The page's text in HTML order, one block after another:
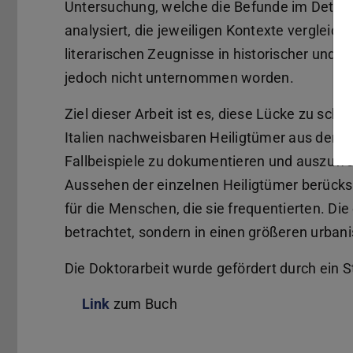
Untersuchung, welche die Befunde im Detail
analysiert, die jeweiligen Kontexte
literarischen Zeugnisse in historischer und
jedoch nicht unternommen worden.
Ziel dieser Arbeit ist es, diese Lücke zu
Italien nachweisbaren Heiligtümer aus der
Fallbeispiele zu dokumentieren und
Aussehen der einzelnen Heiligtümer
für die Menschen, die sie frequentierten.
betrachtet, sondern in einen größeren
Die Doktorarbeit wurde gefördert durch ein
Link zum Buch